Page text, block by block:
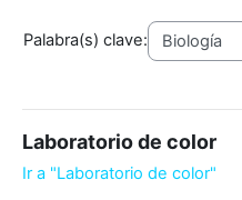
Palabra(s) clave:
Laboratorio de color
Ir a "Laboratorio de color"